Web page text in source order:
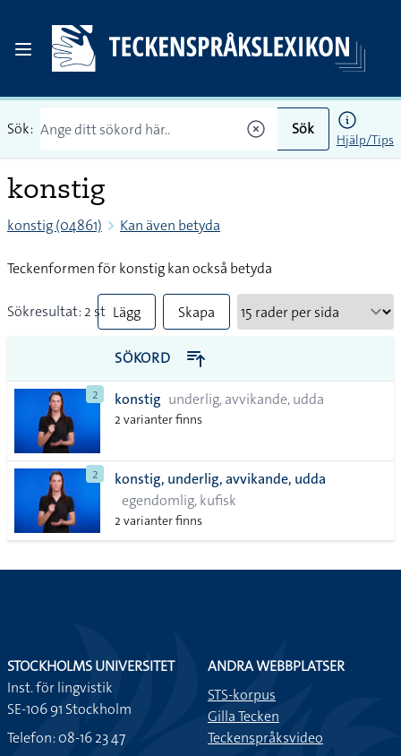
Sök: Sök
Hjälp/Tips
konstig
konstig (04861) Kan även betyda
Teckenformen för konstig kan också betyda
Sökresultat: 2 st Lägg
till
alla i
lista
Skapa
PDF
SÖKORD
2 konstig underlig, avvikande, udda
2 varianter finns
2
konstig, underlig, avvikande, udda
egendomlig, kufisk
2 varianter finns
STOCKHOLMS UNIVERSITET
Inst. för lingvistik
SE-106 91 Stockholm
Telefon: 08-16 23 47
ANDRA WEBBPLATSER
STS-korpus
Gilla Tecken
Teckenspråksvideo